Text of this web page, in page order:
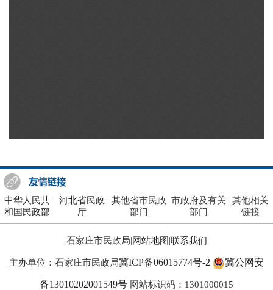
中华人民共
和国民政部
河北省民政
厅
其他省市民政
部门
市政府及有关
部门
其他相关
链接
石家庄市民政局|网站地图|联系我们
主办单位：石家庄市民政局冀ICP备06015774号-2 冀公网安
备13010202001549号 网站标识码：1301000015